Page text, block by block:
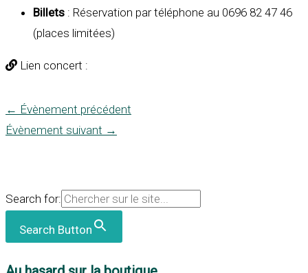
Billets : Réservation par téléphone au 0696 82 47 46
(places limitées)
Lien concert :
← Évènement précédent
Évènement suivant →
Search for:
Search Button